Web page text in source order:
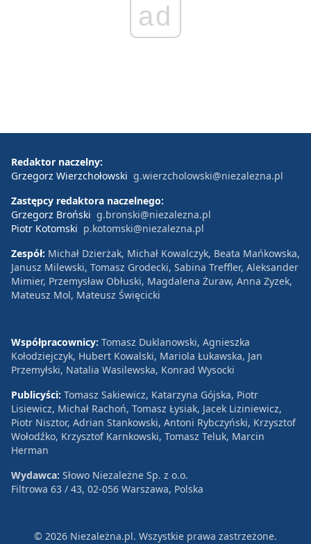
ad
Redaktor naczelny:
Grzegorz Wierzchołowski g.wierzcholowski@niezalezna.pl
Zastępcy redaktora naczelnego:
Grzegorz Broński g.bronski@niezalezna.pl
Piotr Kotomski p.kotomski@niezalezna.pl
Zespół: Michał Dzierżak, Michał Kowalczyk, Beata Mańkowska,
Janusz Milewski, Tomasz Grodecki, Sabina Treffler, Aleksander
Mimier, Przemysław Obłuski, Magdalena Żuraw, Anna Zyzek,
Mateusz Mol, Mateusz Święcicki
Współpracownicy: Tomasz Duklanowski, Agnieszka
Kołodziejczyk, Hubert Kowalski, Mariola Łukawska, Jan
Przemyłski, Natalia Wasilewska, Konrad Wysocki
Publicyści: Tomasz Sakiewicz, Katarzyna Gójska, Piotr
Lisiewicz, Michał Rachoń, Tomasz Łysiak, Jacek Liziniewicz,
Piotr Nisztor, Adrian Stankowski, Antoni Rybczyński, Krzysztof
Wołodźko, Krzysztof Karnkowski, Tomasz Teluk, Marcin
Herman
Wydawca: Słowo Niezależne Sp. z o.o.
Filtrowa 63 / 43, 02-056 Warszawa, Polska
© 2026 Niezależna.pl. Wszystkie prawa zastrzeżone.